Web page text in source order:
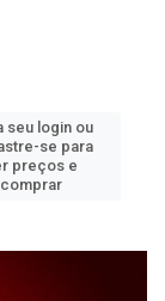
seu login ou
se para
preços e
comprar